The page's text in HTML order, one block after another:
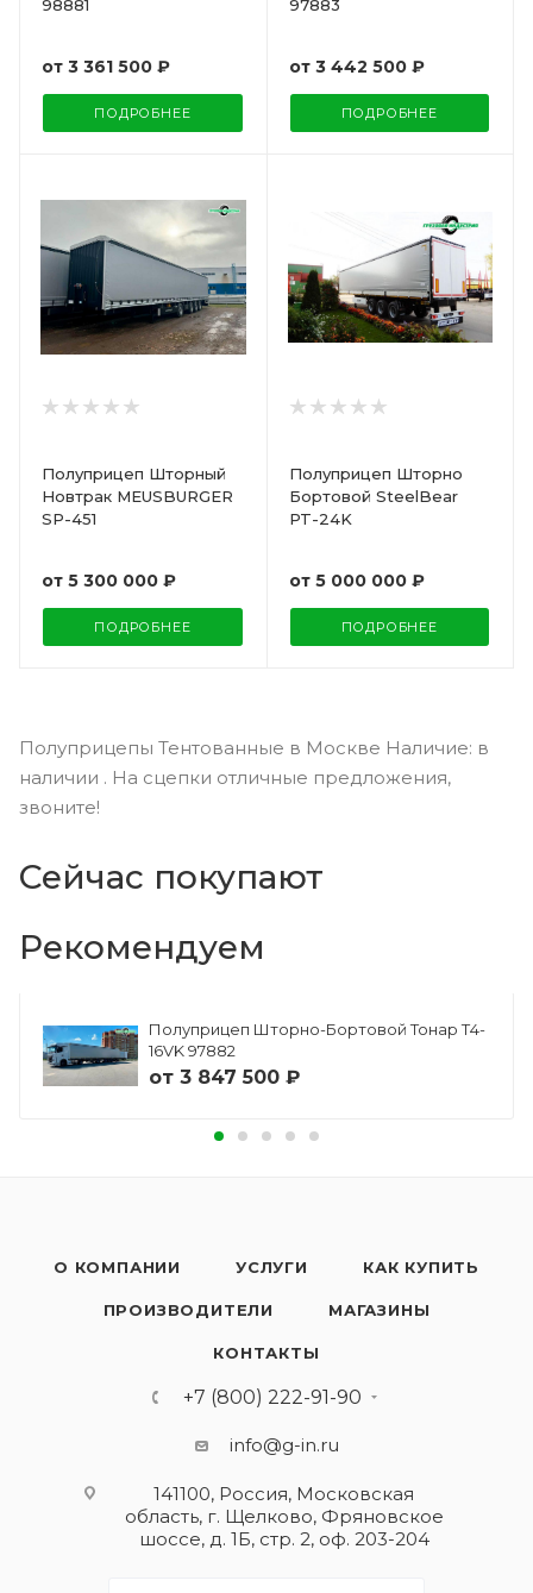
98881
от 3 361 500 ₽
ПОДРОБНЕЕ
97883
от 3 442 500 ₽
ПОДРОБНЕЕ
Полуприцеп Шторный
Новтрак MEUSBURGER
SP-451
от 5 300 000 ₽
ПОДРОБНЕЕ
Полуприцеп Шторно
Бортовой SteelBear
PT-24K
от 5 000 000 ₽
ПОДРОБНЕЕ
Полуприцепы Тентованные в Москве Наличие: в
наличии . На сцепки отличные предложения,
звоните!
Сейчас покупают
Рекомендуем
Полуприцеп Шторно-Бортовой Тонар Т4-
16VK 97882
от 3 847 500 ₽
О КОМПАНИИ УСЛУГИ КАК КУПИТЬ
ПРОИЗВОДИТЕЛИ МАГАЗИНЫ
КОНТАКТЫ
+7 (800) 222-91-90
info@g-in.ru
141100, Россия, Московская
область, г. Щелково, Фряновское
шоссе, д. 1Б, стр. 2, оф. 203-204